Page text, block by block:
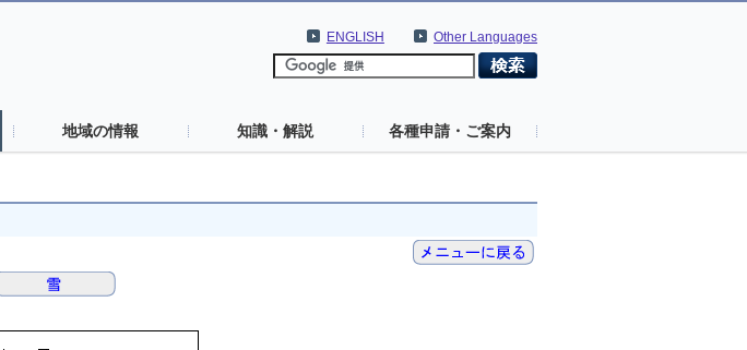
Other Languages
ENGLISH
地域の情報 知識・解説 各種申請・ご案内